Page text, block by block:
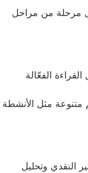
مرحلة من مراحل
الفعّالة
مثل الأنشطة
النقدي وتحليل